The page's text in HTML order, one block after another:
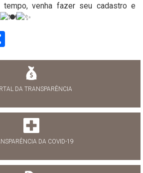
tempo, venha fazer seu cadastro e
DA TRANSPARÊNCIA
DA COVID-19